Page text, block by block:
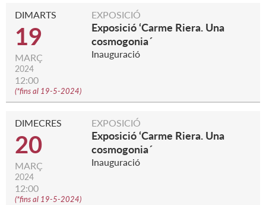
DIMARTS
19
MARÇ
2024
12:00
(*fins al 19-5-2024)
EXPOSICIÓ
Exposició ‘Carme Riera. Una
cosmogonia´
Inauguració
DIMECRES
20
MARÇ
2024
12:00
(*fins al 19-5-2024)
EXPOSICIÓ
Exposició ‘Carme Riera. Una
cosmogonia´
Inauguració